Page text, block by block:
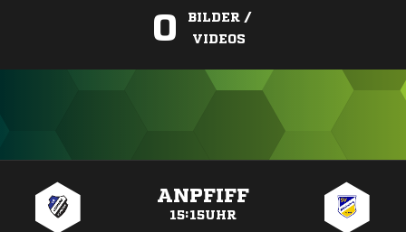
0
BILDER /
VIDEOS
ANPFIFF
15:15UHR